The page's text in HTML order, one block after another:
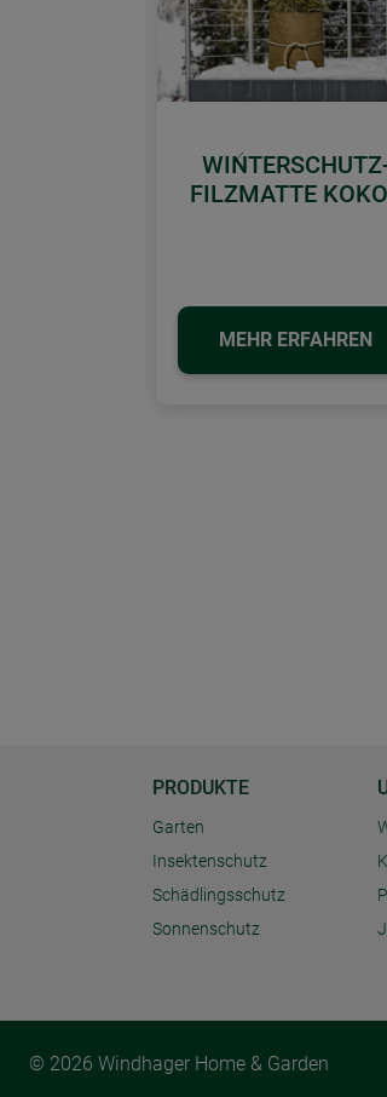
FILZMATTE
MEHR ERFAHREN
Zurück
PRODUKTE
Garten
Insektenschutz
Schädlingsschutz
Sonnenschutz
© 2026 Windhager Home & Garden